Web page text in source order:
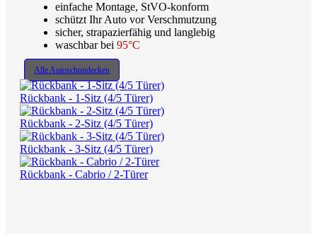
einfache Montage, StVO-konform
schützt Ihr Auto vor Verschmutzung
sicher, strapazierfähig und langlebig
waschbar bei 95°C
Alle Autoschondecken
Rückbank - 1-Sitz (4/5 Türer)
Rückbank - 2-Sitz (4/5 Türer)
Rückbank - 3-Sitz (4/5 Türer)
Rückbank - Cabrio / 2-Türer